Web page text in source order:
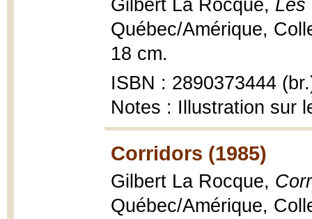
Gilbert La Rocque, Les
Québec/Amérique,
18 cm.
ISBN : 2890373444
Notes : Illustration sur
Corridors (1985)
Gilbert La Rocque,
Québec/Amérique,